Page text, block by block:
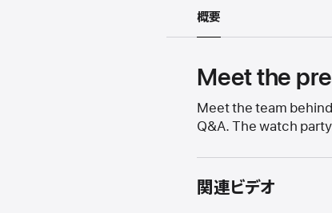
概要
Meet the
Meet the team
Q&A. The watch
関連ビデオ